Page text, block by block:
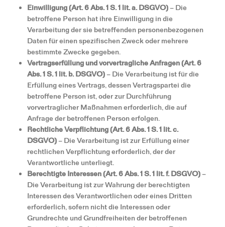
Einwilligung (Art. 6 Abs. 1 S. 1 lit. a. DSGVO) – Die
betroffene Person hat ihre Einwilligung in die
Verarbeitung der sie betreffenden personenbezogenen
Daten für einen spezifischen Zweck oder mehrere
bestimmte Zwecke gegeben.
Vertragserfüllung und vorvertragliche Anfragen (Art. 6
Abs. 1 S. 1 lit. b. DSGVO) – Die Verarbeitung ist für die
Erfüllung eines Vertrags, dessen Vertragspartei die
betroffene Person ist, oder zur Durchführung
vorvertraglicher Maßnahmen erforderlich, die auf
Anfrage der betroffenen Person erfolgen.
Rechtliche Verpflichtung (Art. 6 Abs. 1 S. 1 lit. c.
DSGVO) – Die Verarbeitung ist zur Erfüllung einer
rechtlichen Verpflichtung erforderlich, der der
Verantwortliche unterliegt.
Berechtigte Interessen (Art. 6 Abs. 1 S. 1 lit. f. DSGVO) –
Die Verarbeitung ist zur Wahrung der berechtigten
Interessen des Verantwortlichen oder eines Dritten
erforderlich, sofern nicht die Interessen oder
Grundrechte und Grundfreiheiten der betroffenen